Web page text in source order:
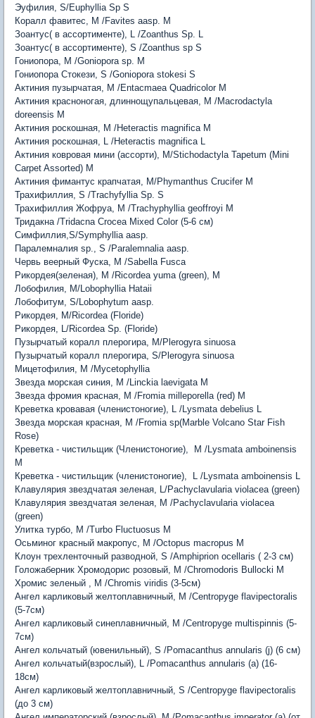
Эуфилия, S/Euphyllia Sp S
Коралл фавитес, M /Favites aasp. M
Зоантус( в ассортименте), L /Zoanthus Sp. L
Зоантус( в ассортименте), S /Zoanthus sp S
Гониопора, М /Goniopora sp. M
Гониопора Стокези, S /Goniopora stokesi S
Актиния пузырчатая, M /Entacmaea Quadricolor M
Актиния красноногая, длиннощупальцевая, M /Macrodactyla
doreensis M
Актиния роскошная, M /Heteractis magnifica M
Актиния роскошная, L /Heteractis magnifica L
Актиния ковровая мини (ассорти), M/Stichodactyla Tapetum (Mini
Carpet Assorted) M
Актиния фимантус крапчатая, M/Phymanthus Crucifer M
Трахифиллия, S /Trachyfyllia Sp. S
Трахифиллия Жофруа, M /Trachyphyllia geoffroyi M
Тридакна /Tridacna Crocea Mixed Color (5-6 см)
Симфиллия,S/Symphyllia aasp.
Паралемналия sp., S /Paralemnalia aasp.
Червь веерный Фуска, M /Sabella Fusca
Рикордея(зеленая), М /Ricordea yuma (green), M
Лобофилия, M/Lobophyllia Hataii
Лобофитум, S/Lobophytum aasp.
Рикордея, M/Ricordea (Floride)
Рикордея, L/Ricordea Sp. (Floride)
Пузырчатый коралл плерогира, M/Plerogyra sinuosa
Пузырчатый коралл плерогира, S/Plerogyra sinuosa
Мицетофилия, M /Mycetophyllia
Звезда морская синия, М /Linckia laevigata M
Звезда фромия красная, M /Fromia milleporella (red) M
Креветка кровавая (членистоногие), L /Lysmata debelius L
Звезда морская красная, M /Fromia sp(Marble Volcano Star Fish
Rose)
Креветка - чистильщик (Членистоногие), М /Lysmata amboinensis
M
Креветка - чистильщик (членистоногие), L /Lysmata amboinensis L
Клавулярия звездчатая зеленая, L/Pachyclavularia violacea (green)
Клавулярия звездчатая зеленая, M /Pachyclavularia violacea
(green)
Улитка турбо, M /Turbo Fluctuosus M
Осьминог красный макропус, M /Octopus macropus M
Клоун трехленточный разводной, S /Amphiprion ocellaris ( 2-3 см)
Голожаберник Хромодорис розовый, M /Chromodoris Bullocki M
Хромис зеленый , M /Chromis viridis (3-5см)
Ангел карликовый желтоплавничный, М /Centropyge flavipectoralis
(5-7см)
Ангел карликовый синеплавничный, M /Centropyge multispinnis (5-
7см)
Ангел кольчатый (ювенильный), S /Pomacanthus annularis (j) (6 см)
Ангел кольчатый(взрослый), L /Pomacanthus annularis (a) (16-
18см)
Ангел карликовый желтоплавничный, S /Centropyge flavipectoralis
(до 3 см)